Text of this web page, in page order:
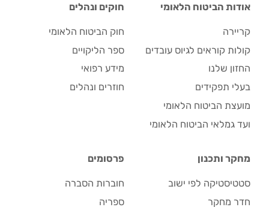
אודות הביטוח הלאומי
קריירה
קולות קוראים לגיוס עובדים
החזון שלנו
בעלי תפקידים
מועצת הביטוח הלאומי
ועד גמלאי הביטוח הלאומי
חוקים ונהלים
חוק הביטוח הלאומי
ספר הליקויים
מידע רפואי
חוזרים ונהלים
מחקר ותכנון
סטטיסטיקה לפי ישוב
חדר מחקר
פרסומים
חוברות הסברה
ספריה